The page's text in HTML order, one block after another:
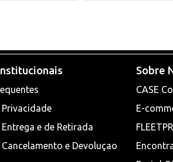
e de Retirada
e Devoluçao
Sobre
CASE
E-